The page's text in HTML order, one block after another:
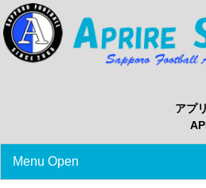
アプ
Menu Open